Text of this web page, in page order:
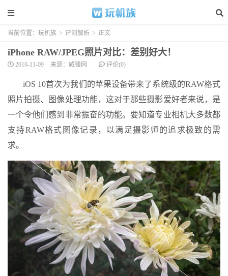
当前位置： 玩机族 > 评测解析 > 正文
iPhone RAW/JPEG照片对比：差别好大！
2016-11-09 来源：威锋网 评论(0)
iOS 10首次为我们的苹果设备带来了系统级的RAW格式
照片拍摄、图像处理功能，这对于那些摄影爱好者来说，是
一个令他们感到非常振奋的功能。要知道专业相机大多数都
支持RAW格式图像记录，以满足摄影师的追求极致的需
求。